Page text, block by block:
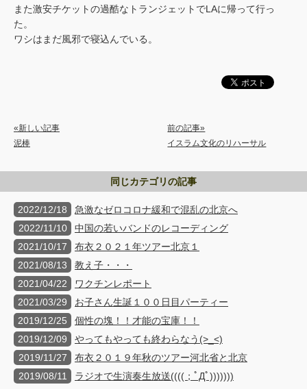
また激安チケットの過酷なトランジェットでLAに帰って行っ
た。
ワシはまだ風邪で寝込んでいる。
«新しい記事
泥棒
前の記事»
イスラム文化のリハーサル
同じカテゴリの記事
2022/12/18
急激なゼロコロナ緩和で混乱の北京へ
2022/11/10
中国の若いバンドのレコーディング
2021/10/17
布衣２０２１年ツアー北京１
2021/08/13
教え子・・・
2021/04/22
ワクチンレポート
2021/03/29
お子さん生誕１００日目パーティー
2019/12/25
個性の塊！！才能の宝庫！！
2019/12/09
やってもやっても終わらなう(>_<)
2019/11/27
布衣２０１９年秋のツアー河北省と北京
2019/08/11
ラジオで生演奏生放送((((；ﾟДﾟ)))))))